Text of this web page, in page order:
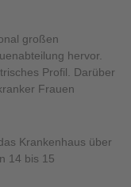
großen
hervor.
Profil. Darüber
Frauen
Krankenhaus über
14 bis 15